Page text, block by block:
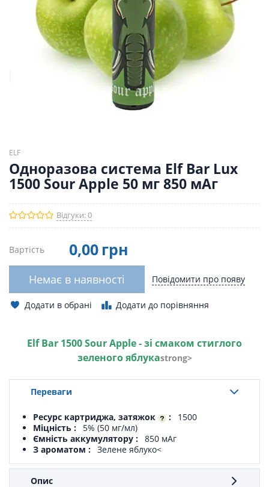
ELF
Одноразова система Elf Bar Lux
1500 Sour Apple 50 мг 850 мАг
Відгуки: 0
Вартість 0,00 грн
Немає в наявності Повідомити про появу
Додати в обрані Додати до порівняння
Elf Bar 1500 Sour Apple - зі смаком стиглого
зеленого яблукаstrong>
Переваги
Ресурс картриджа, затяжок
1500
Міцність
5% (50 мг/мл)
Ємність аккумулятору
850 мАг
З ароматом
Зелене яблуко<
Опис